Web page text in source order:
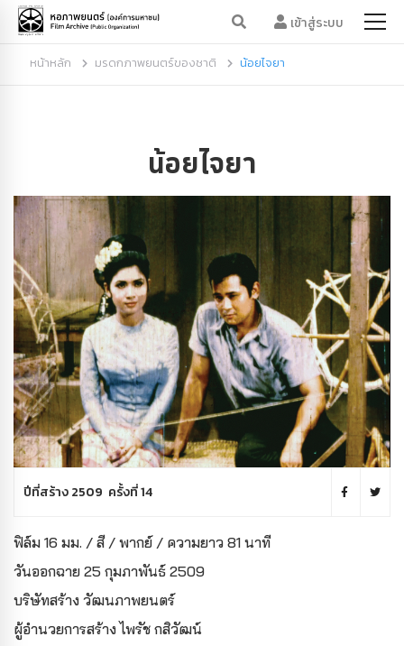
เข้าสู่ระบบ
หน้าหลัก มรดกภาพยนตร์ของชาติ น้อยไจยา
น้อยไจยา
ปีที่สร้าง 2509 ครั้งที่ 14
ฟิล์ม 16 มม. / สี / พากย์ / ความยาว 81 นาที
วันออกฉาย 25 กุมภาพันธ์ 2509
บริษัทสร้าง วัฒนภาพยนตร์
ผู้อำนวยการสร้างไพรัช กสิวัฒน์